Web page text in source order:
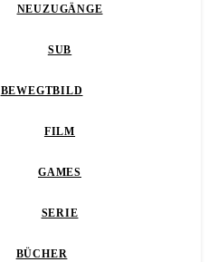
NEUZUGÄNGE
SUB
BEWEGTBILD
FILM
GAMES
SERIE
BÜCHER